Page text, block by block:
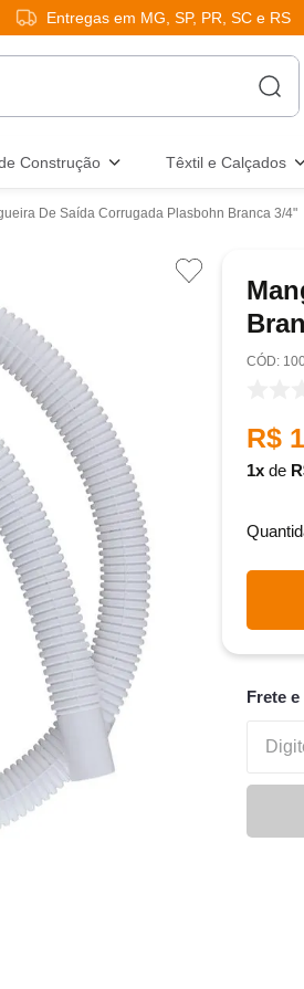
Entregas em MG, SP, PR, SC e RS
Construção Têxtil e Calçados
De Saída Corrugada Plasbohn Branca 3/4"
:
R$
1 de
Frete